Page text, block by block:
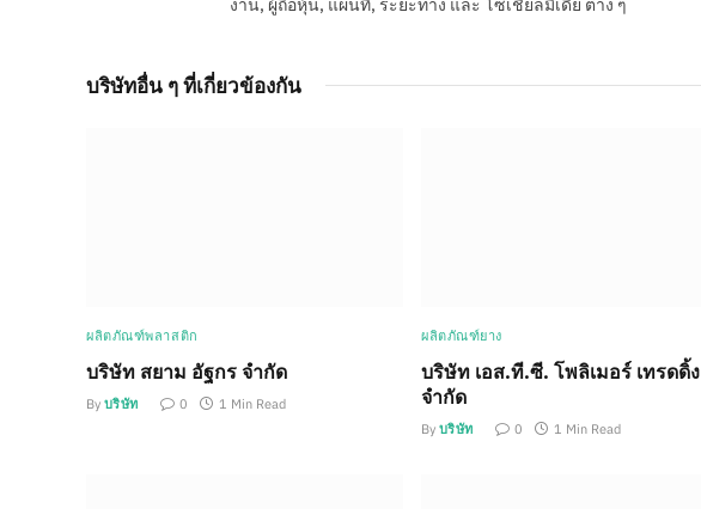
บริษัทอื่น ๆ ที่เกี่ยวข้องกัน
ผลิตภัณฑ์พลาสติก
บริษัท สยาม อัฐกร จำกัด
By บริษัท 0 1 Min Read
ผลิตภัณฑ์ยาง
บริษัท เอส.ที.ซี. โพลิเมอร์ เทรดดิ้ง
จำกัด
By บริษัท 0 1 Min Read